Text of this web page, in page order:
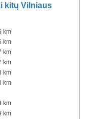
kitų Vilniaus
km
km
km
km
km
km
km
km